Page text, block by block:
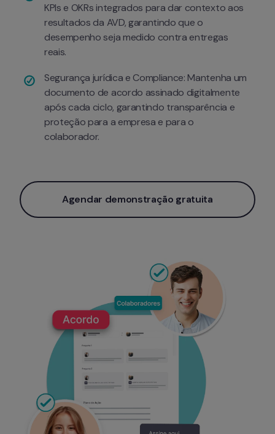
KPIs e OKRs integrados para dar contexto aos
resultados da AVD, garantindo que o
desempenho seja medido contra entregas
reais.
Segurança jurídica e Compliance: Mantenha um
documento de acordo assinado digitalmente
após cada ciclo, garantindo transparência e
proteção para a empresa e para o
colaborador.
Agendar demonstração gratuita